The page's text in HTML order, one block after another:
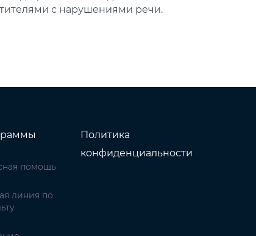
с нарушениями речи.
помощь
линия по
Политика
конфиденциальности